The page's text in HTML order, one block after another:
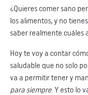
¿Quieres comer sano
los alimentos, y no
saber realmente cuáles
Hoy te voy a contar
saludable que no solo
va a permitir tener y
para siempre. Y esto lo